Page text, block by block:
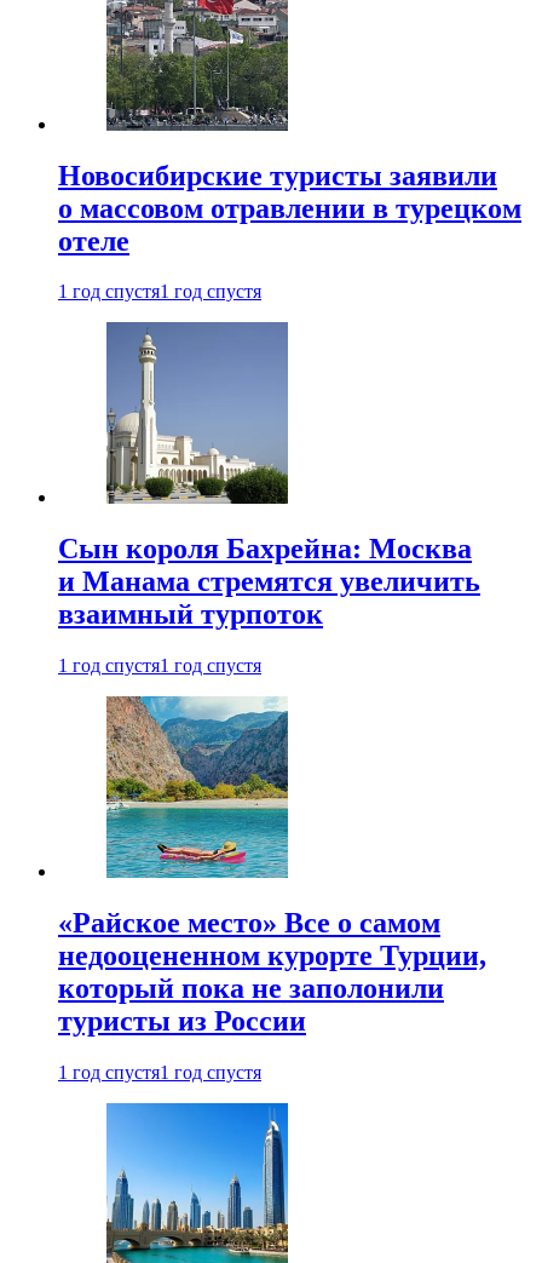
Новосибирские туристы заявили
о массовом отравлении в турецком
отеле
1 год спустя1 год спустя
Сын короля Бахрейна: Москва
и Манама стремятся увеличить
взаимный турпоток
1 год спустя1 год спустя
«Райское место» Все о самом
недооцененном курорте Турции,
который пока не заполонили
туристы из России
1 год спустя1 год спустя